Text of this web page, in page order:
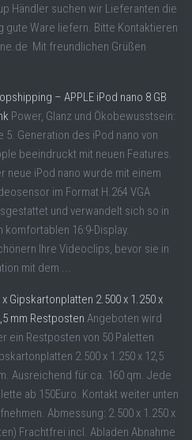
Händler suchen wir Lieferanten die
gute Ware liefern. Bitte Kontaktieren
Mit freundlichen Grüßen
– APPLE iPod nano 8 GB
Power, Glanz und Ökobewusstsein:
5. Generation des iPod nano von
beeindruckt mit neuen Features.
neue iPod nano wurde mit einem
im Format H.264 VGA
und verwandelt sich so in
16:9-Display.
Ihre Videoclips, bevor sie in
mit dem ...
x Gipskartonplatten 2.500 x 1.250 x
mm Restposten Angeboten wird
ein Restposten von 50 Paletten
2.500 x 1.250 x 12,5
Ausreichend für ca. 160 qm. Jede
ab 150Euro. Kontakt weiter unten
Abmessung: 2.500 x 1.250 x
Frachtfrei incl. Abladen Abnahme